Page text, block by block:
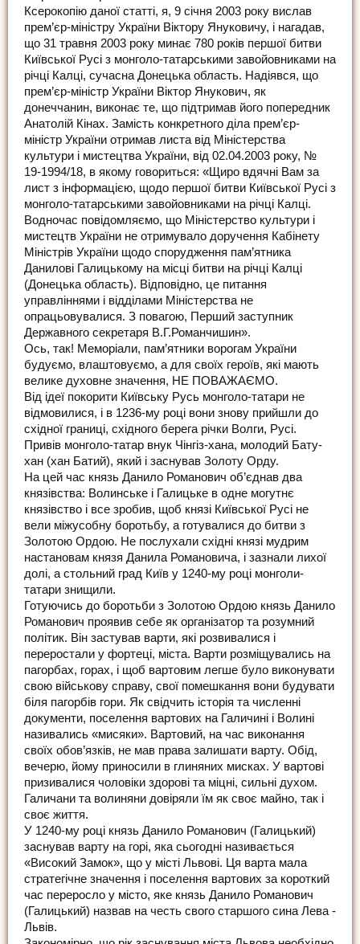
Ксерокопію даної статті, я, 9 січня 2003 року вислав
прем’єр-міністру України Віктору Януковичу, і нагадав,
що 31 травня 2003 року минає 780 років першої битви
Київської Русі з монголо-татарськими завойовниками на
річці Калці, сучасна Донецька область. Надіявся, що
прем’єр-міністр України Віктор Янукович, як
донеччанин, виконає те, що підтримав його попередник
Анатолій Кінах. Замість конкретного діла прем’єр-
міністр України отримав листа від Міністерства
культури і мистецтва України, від 02.04.2003 року, №
19-1994/18, в якому говориться: «Щиро вдячні Вам за
лист з інформацією, щодо першої битви Київської Русі з
монголо-татарськими завойовниками на річці Калці.
Водночас повідомляємо, що Міністерство культури і
мистецтв України не отримувало доручення Кабінету
Міністрів України щодо спорудження пам’ятника
Данилові Галицькому на місці битви на річці Калці
(Донецька область). Відповідно, це питання
управліннями і відділами Міністерства не
опрацьовувалися. З повагою, Перший заступник
Державного секретаря В.Г.Романчишин».
Ось, так! Меморіали, пам’ятники ворогам України
будуємо, влаштовуємо, а для своїх героїв, які мають
велике духовне значення, НЕ ПОВАЖАЄМО.
Від ідеї покорити Київську Русь монголо-татари не
відмовилися, і в 1236-му році вони знову прийшли до
східної границі, східного берега річки Волги, Русі.
Привів монголо-татар внук Чінгіз-хана, молодий Бату-
хан (хан Батий), який і заснував Золоту Орду.
На цей час князь Данило Романович об’єднав два
князівства: Волинське і Галицьке в одне могутнє
князівство і все зробив, щоб князі Київської Русі не
вели міжусобну боротьбу, а готувалися до битви з
Золотою Ордою. Не послухали східні князі мудрим
настановам князя Данила Романовича, і зазнали лихої
долі, а стольний град Київ у 1240-му році монголи-
татари знищили.
Готуючись до боротьби з Золотою Ордою князь Данило
Романович проявив себе як організатор та розумний
політик. Він застував варти, які розвивалися і
переростали у фортеці, міста. Варти розміщувались на
пагорбах, горах, і щоб вартовим легше було виконувати
свою військову справу, свої помешкання вони будувати
біля пагорбів гори. Як свідчить історія та численні
документи, поселення вартових на Галичині і Волині
називались «мисяки». Вартовий, на час виконання
своїх обов’язків, не мав права залишати варту. Обід,
вечерю, йому приносили в глиняних мисках. У вартові
призивалися чоловіки здорові та міцні, сильні духом.
Галичани та волиняни довіряли їм як своє майно, так і
своє життя.
У 1240-му році князь Данило Романович (Галицький)
заснував варту на горі, яка сьогодні називається
«Високий Замок», що у місті Львові. Ця варта мала
стратегічне значення і поселення вартових за короткий
час переросло у місто, яке князь Данило Романович
(Галицький) назвав на честь свого старшого сина Лева -
Львів.